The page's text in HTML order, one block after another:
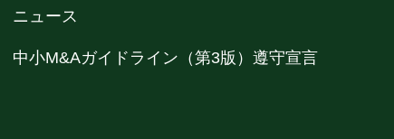
ニュース
中小M&Aガイドライン（第3版）遵守宣言